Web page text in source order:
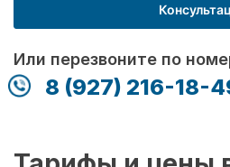
Или перезвоните по
8 (927) 216-18-